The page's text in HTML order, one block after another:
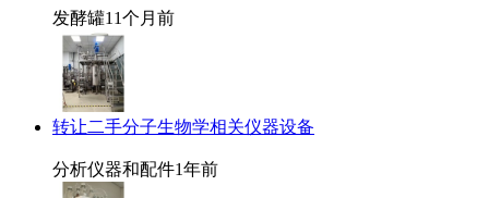
发酵罐11个月前
转让二手分子生物学相关仪器设备
分析仪器和配件1年前